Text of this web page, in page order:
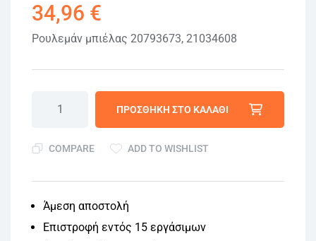
34,96 €
Ρουλεμάν μπιέλας 20793673, 21034608
ΠΡΟΣΘΉΚΗ ΣΤΟ ΚΑΛΆΘΙ
COMPARE ADD TO WISHLIST
Άμεση αποστολή
Επιστροφή εντός 15 εργάσιμων